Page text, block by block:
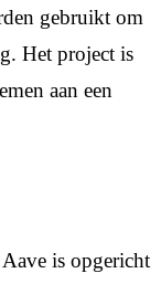
gebruikt om
Het project is
aan een
Aave is opgericht